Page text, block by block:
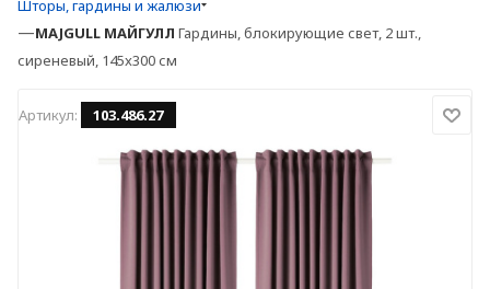
Шторы, гардины и жалюзи
—MAJGULL МАЙГУЛЛ Гардины, блокирующие свет, 2 шт.,
сиреневый, 145x300 см
Артикул: 103.486.27